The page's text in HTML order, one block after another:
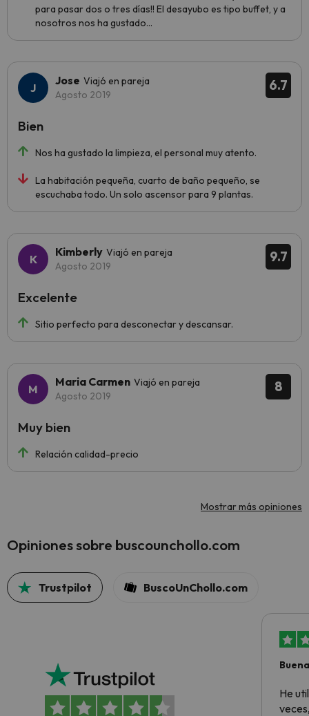
para pasar dos o tres días!! El desayubo es tipo buffet, y a
nosotros nos ha gustado...
6.7
Jose Viajó en pareja
Agosto 2019
Nos ha gustado la limpieza, el personal muy atento.
La habitación pequeña, cuarto de baño pequeño, se
escuchaba todo. Un solo ascensor para 9 plantas.
Bien
9.7
Kimberly Viajó en pareja
Agosto 2019
Sitio perfecto para desconectar y descansar.
Excelente
8
Maria Carmen Viajó en pareja
Agosto 2019
Relación calidad-precio
Muy bien
Mostrar más opiniones
Opiniones sobre buscounchollo.com
Trustpilot BuscoUnChollo.com
He